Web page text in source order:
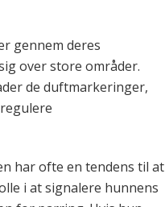
gennem deres
over store områder.
de duftmarkeringer,
har ofte en tendens til at
i at signalere hunnens